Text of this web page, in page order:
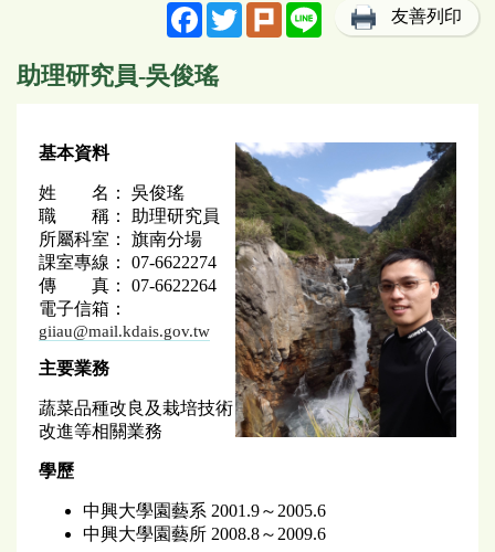
FacebookTwitterPlurk Line 友善列印
助理研究員-吳俊瑤
基本資料
姓 名： 吳俊瑤
職 稱： 助理研究員
所屬科室： 旗南分場
課室專線： 07-6622274
傳 真： 07-6622264
電子信箱：
giiau@mail.kdais.gov.tw
主要業務
蔬菜品種改良及栽培技術
改進等相關業務
學歷
中興大學園藝系 2001.9～2005.6
中興大學園藝所 2008.8～2009.6